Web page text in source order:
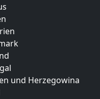
und Herzegowina